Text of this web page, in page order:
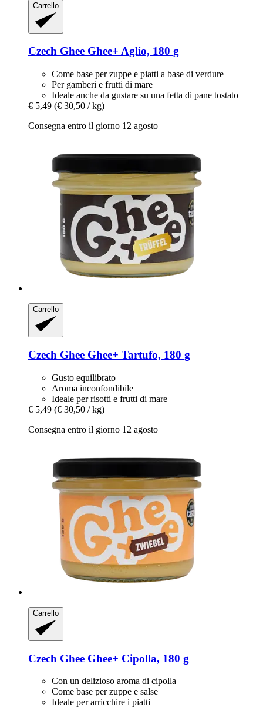
Carrello
Czech Ghee Ghee+ Aglio, 180 g
Come base per zuppe e piatti a base di verdure
Per gamberi e frutti di mare
Ideale anche da gustare su una fetta di pane tostato
€ 5,49 (€ 30,50 / kg)
Consegna entro il giorno 12 agosto
Carrello
Czech Ghee Ghee+ Tartufo, 180 g
Gusto equilibrato
Aroma inconfondibile
Ideale per risotti e frutti di mare
€ 5,49 (€ 30,50 / kg)
Consegna entro il giorno 12 agosto
Carrello
Czech Ghee Ghee+ Cipolla, 180 g
Con un delizioso aroma di cipolla
Come base per zuppe e salse
Ideale per arricchire i piatti